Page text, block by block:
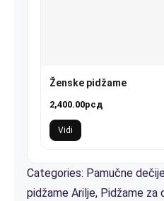
Ženske pidžame
2,400.00рсд
Vidi
Categories: Pamučne
pidžame Arilje, Pidžame za